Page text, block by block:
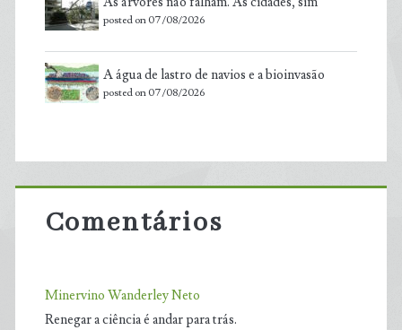
posted on 07/08/2026
A água de lastro de navios e a bioinvasão
posted on 07/08/2026
Comentários
Minervino Wanderley Neto
Renegar a ciência é andar para trás.